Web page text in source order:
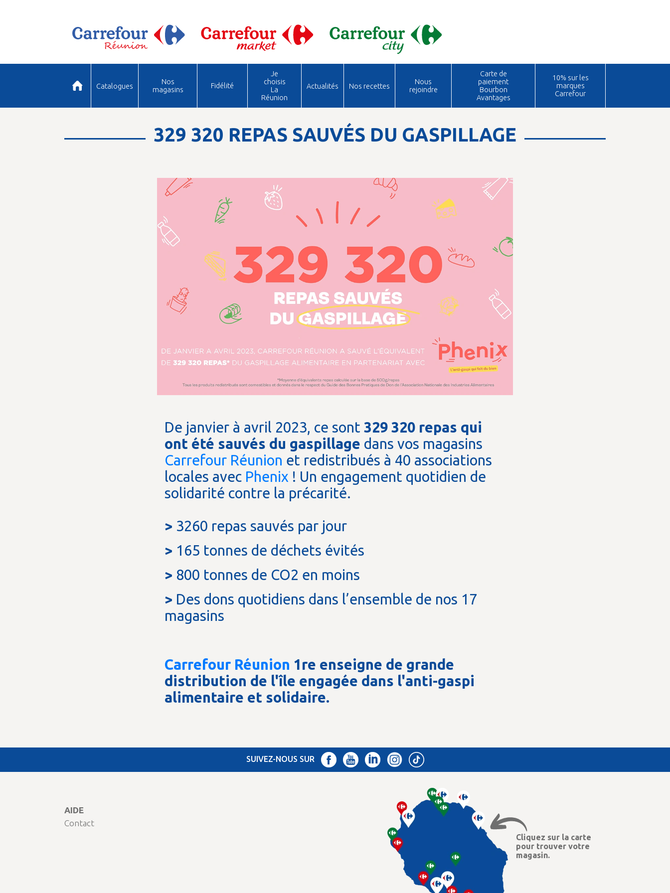
Catalogues
Nos
magasins
Fidélité
Je
choisis
La
Réunion
Actualités Nos recettes
Nous
rejoindre
Carte de
paiement
Bourbon
Avantages
10% sur les
marques
Carrefour
329 320 REPAS SAUVÉS DU GASPILLAGE
De janvier à avril 2023, ce sont 329 320 repas qui
ont été sauvés du gaspillage dans vos magasins
Carrefour Réunion et redistribués à 40 associations
locales avec Phenix ! Un engagement quotidien de
solidarité contre la précarité.
> 3260 repas sauvés par jour
> 165 tonnes de déchets évités
> 800 tonnes de CO2 en moins
> Des dons quotidiens dans l’ensemble de nos 17
magasins
Carrefour Réunion 1re enseigne de grande
distribution de l'île engagée dans l'anti-gaspi
alimentaire et solidaire.
SUIVEZ-NOUS SUR
AIDE
Contact
Cliquez sur la carte
pour trouver votre
magasin.